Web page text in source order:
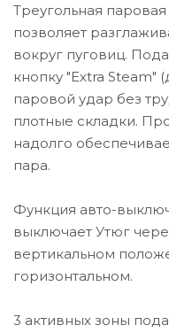
Треугольная
позволяет
вокруг пуговиц.
кнопку "Extra Steam"
паровой удар без
плотные складки.
надолго
пара.
Функция авто-
выключает Утюг
вертикальном
горизонтальном.
3 активных зоны